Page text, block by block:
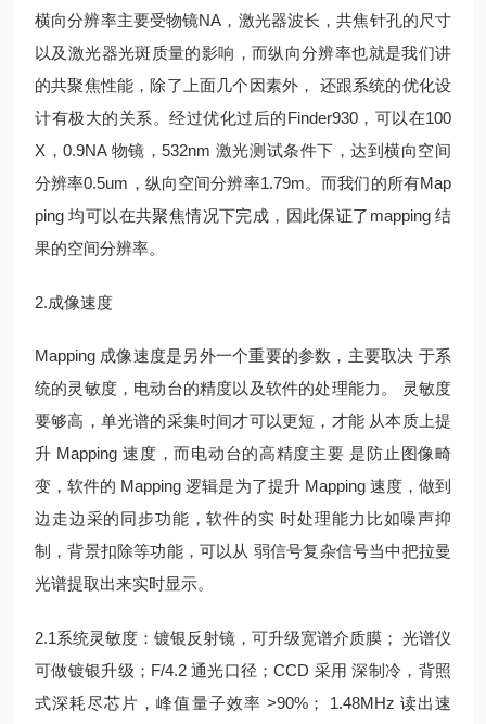
横向分辨率主要受物镜NA，激光器波长，共焦针孔的尺寸
以及激光器光斑质量的影响，而纵向分辨率也就是我们讲
的共聚焦性能，除了上面几个因素外， 还跟系统的优化设
计有极大的关系。经过优化过后的Finder930，可以在100
X，0.9NA 物镜，532nm 激光测试条件下，达到横向空间
分辨率0.5um，纵向空间分辨率1.79m。而我们的所有Map
ping 均可以在共聚焦情况下完成，因此保证了mapping 结
果的空间分辨率。
2.成像速度
Mapping 成像速度是另外一个重要的参数，主要取决 于系
统的灵敏度，电动台的精度以及软件的处理能力。 灵敏度
要够高，单光谱的采集时间才可以更短，才能 从本质上提
升 Mapping 速度，而电动台的高精度主要 是防止图像畸
变，软件的 Mapping 逻辑是为了提升 Mapping 速度，做到
边走边采的同步功能，软件的实 时处理能力比如噪声抑
制，背景扣除等功能，可以从 弱信号复杂信号当中把拉曼
光谱提取出来实时显示。
2.1系统灵敏度：镀银反射镜，可升级宽谱介质膜； 光谱仪
可做镀银升级；F/4.2 通光口径；CCD 采用 深制冷，背照
式深耗尽芯片，峰值量子效率 >90%； 1.48MHz 读出速